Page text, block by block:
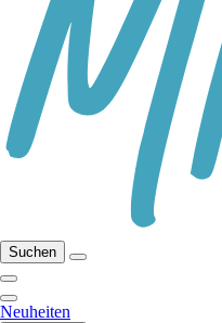
Suchen
Neuheiten